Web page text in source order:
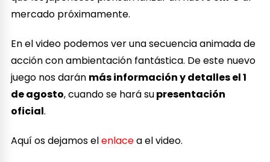
mercado próximamente.
En el video podemos ver una secuencia animada de
acción con ambientación fantástica. De este nuevo
juego nos darán más información y detalles el 1
de agosto, cuando se hará supresentación
oficial.
Aquí os dejamos elenlacea el video.